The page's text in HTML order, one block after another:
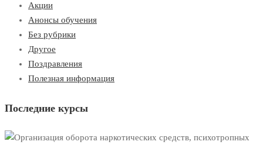
Акции
Анонсы обучения
Без рубрики
Другое
Поздравления
Полезная информация
Последние курсы